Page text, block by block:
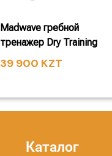
Madwave гребной
тренажер Dry Training
39 900 KZT
Каталог